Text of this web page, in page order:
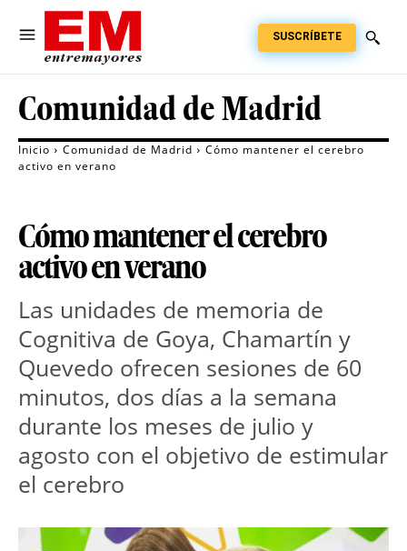
SUSCRÍBETE
Comunidad de Madrid
Inicio Comunidad de Madrid
Cómo mantener el cerebro
activo en verano
Cómo mantener el cerebro
activo en verano
Las unidades de memoria de
Cognitiva de Goya, Chamartín y
Quevedo ofrecen sesiones de 60
minutos, dos días a la semana
durante los meses de julio y
agosto con el objetivo de estimular
el cerebro